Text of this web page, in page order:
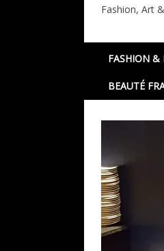
Fashion, Art
FASHION &
BEAUTÉ